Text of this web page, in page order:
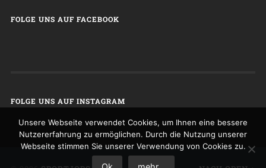
FOLGE UNS AUF FACEBOOK
FOLGE UNS AUF INSTAGRAM
Unsere Webseite verwendet Cookies, um Ihnen eine bessere
Nutzererfahrung zu ermöglichen. Durch die Nutzung unserer
Webseite stimmen Sie unserer Verwendung von Cookies zu.